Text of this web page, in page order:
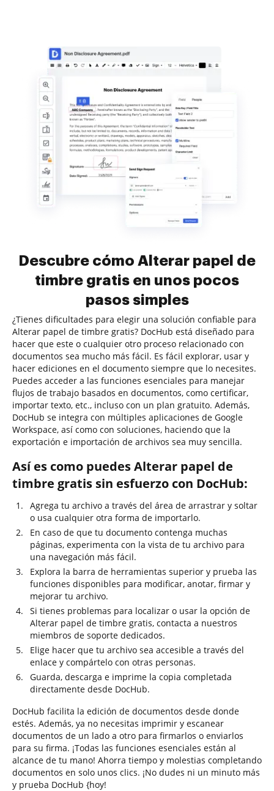
Descubre cómo Alterar papel de
timbre gratis en unos pocos
pasos simples
¿Tienes dificultades para elegir una solución confiable para
Alterar papel de timbre gratis? DocHub está diseñado para
hacer que este o cualquier otro proceso relacionado con
documentos sea mucho más fácil. Es fácil explorar, usar y
hacer ediciones en el documento siempre que lo necesites.
Puedes acceder a las funciones esenciales para manejar
flujos de trabajo basados en documentos, como certificar,
importar texto, etc., incluso con un plan gratuito. Además,
DocHub se integra con múltiples aplicaciones de Google
Workspace, así como con soluciones, haciendo que la
exportación e importación de archivos sea muy sencilla.
Así es como puedes Alterar papel de
timbre gratis sin esfuerzo con DocHub:
Agrega tu archivo a través del área de arrastrar y soltar
o usa cualquier otra forma de importarlo.
En caso de que tu documento contenga muchas
páginas, experimenta con la vista de tu archivo para
una navegación más fácil.
Explora la barra de herramientas superior y prueba las
funciones disponibles para modificar, anotar, firmar y
mejorar tu archivo.
Si tienes problemas para localizar o usar la opción de
Alterar papel de timbre gratis, contacta a nuestros
miembros de soporte dedicados.
Elige hacer que tu archivo sea accesible a través del
enlace y compártelo con otras personas.
Guarda, descarga e imprime la copia completada
directamente desde DocHub.
DocHub facilita la edición de documentos desde donde
estés. Además, ya no necesitas imprimir y escanear
documentos de un lado a otro para firmarlos o enviarlos
para su firma. ¡Todas las funciones esenciales están al
alcance de tu mano! Ahorra tiempo y molestias completando
documentos en solo unos clics. ¡No dudes ni un minuto más
y prueba DocHub {hoy!